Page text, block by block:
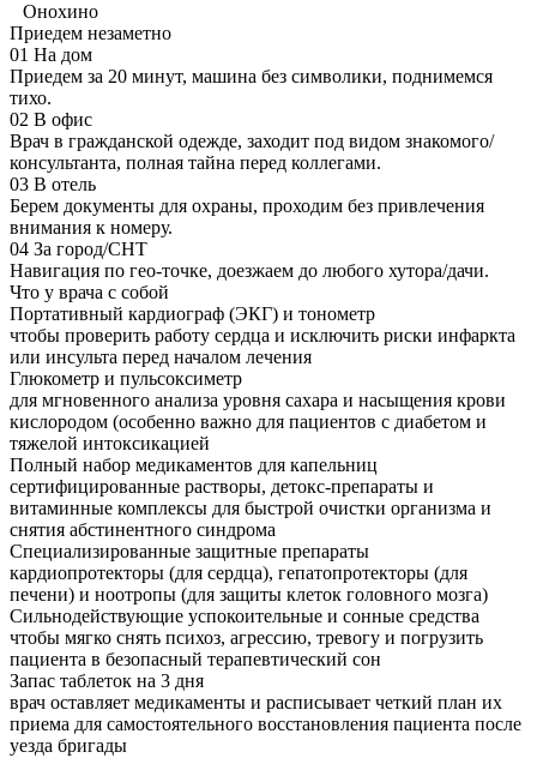
Онохино
Приедем незаметно
01 На дом
Приедем за 20 минут, машина без символики, поднимемся
тихо.
02 В офис
Врач в гражданской одежде, заходит под видом знакомого/
консультанта, полная тайна перед коллегами.
03 В отель
Берем документы для охраны, проходим без привлечения
внимания к номеру.
04 За город/СНТ
Навигация по гео-точке, доезжаем до любого хутора/дачи.
Что у врача с собой
Портативный кардиограф (ЭКГ) и тонометр
чтобы проверить работу сердца и исключить риски инфаркта
или инсульта перед началом лечения
Глюкометр и пульсоксиметр
для мгновенного анализа уровня сахара и насыщения крови
кислородом (особенно важно для пациентов с диабетом и
тяжелой интоксикацией
Полный набор медикаментов для капельниц
сертифицированные растворы, детокс-препараты и
витаминные комплексы для быстрой очистки организма и
снятия абстинентного синдрома
Специализированные защитные препараты
кардиопротекторы (для сердца), гепатопротекторы (для
печени) и ноотропы (для защиты клеток головного мозга)
Сильнодействующие успокоительные и сонные средства
чтобы мягко снять психоз, агрессию, тревогу и погрузить
пациента в безопасный терапевтический сон
Запас таблеток на 3 дня
врач оставляет медикаменты и расписывает четкий план их
приема для самостоятельного восстановления пациента после
уезда бригады